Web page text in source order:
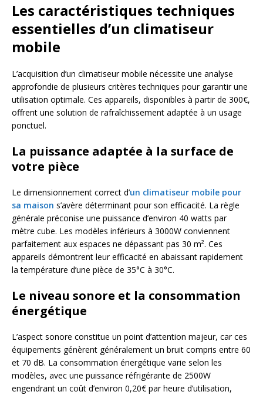
Les caractéristiques techniques
essentielles d’un climatiseur
mobile
L’acquisition d’un climatiseur mobile nécessite une analyse
approfondie de plusieurs critères techniques pour garantir une
utilisation optimale. Ces appareils, disponibles à partir de 300€,
offrent une solution de rafraîchissement adaptée à un usage
ponctuel.
La puissance adaptée à la surface de
votre pièce
Le dimensionnement correct d’un climatiseur mobile pour
sa maison s’avère déterminant pour son efficacité. La règle
générale préconise une puissance d’environ 40 watts par
mètre cube. Les modèles inférieurs à 3000W conviennent
parfaitement aux espaces ne dépassant pas 30 m². Ces
appareils démontrent leur efficacité en abaissant rapidement
la température d’une pièce de 35°C à 30°C.
Le niveau sonore et la consommation
énergétique
L’aspect sonore constitue un point d’attention majeur, car ces
équipements génèrent généralement un bruit compris entre 60
et 70 dB. La consommation énergétique varie selon les
modèles, avec une puissance réfrigérante de 2500W
engendrant un coût d’environ 0,20€ par heure d’utilisation,